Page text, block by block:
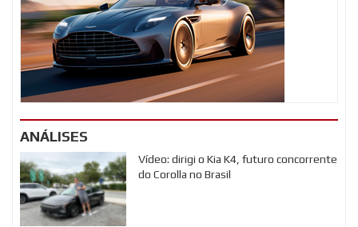
ANÁLISES
Vídeo: dirigi o Kia K4, futuro concorrente
do Corolla no Brasil